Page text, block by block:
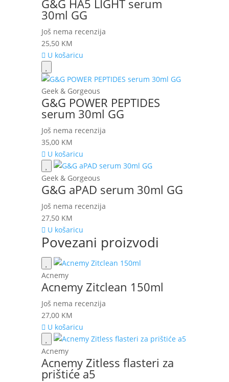
G&G HA5 LIGHT serum
30ml GG
Još nema recenzija
25,50 KM
U košaricu
Geek & Gorgeous
G&G POWER PEPTIDES
serum 30ml GG
Još nema recenzija
35,00 KM
U košaricu
Geek & Gorgeous
G&G aPAD serum 30ml GG
Još nema recenzija
27,50 KM
U košaricu
Povezani proizvodi
Acnemy
Acnemy Zitclean 150ml
Još nema recenzija
27,00 KM
U košaricu
Acnemy
Acnemy Zitless flasteri za
prištiće a5